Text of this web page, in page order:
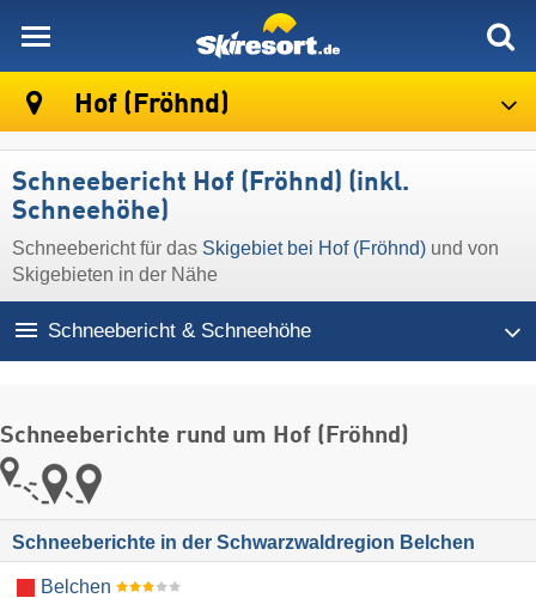
Hof (Fröhnd)
Schneebericht Hof (Fröhnd) (inkl.
Schneehöhe)
Schneebericht für das Skigebiet bei Hof (Fröhnd) und von
Skigebieten in der Nähe
Schneebericht & Schneehöhe
Schneeberichte rund um Hof (Fröhnd)
Schneeberichte in der Schwarzwaldregion Belchen
Belchen